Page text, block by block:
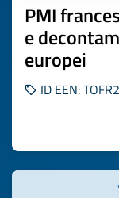
PMI
e
europei
ID EEN: